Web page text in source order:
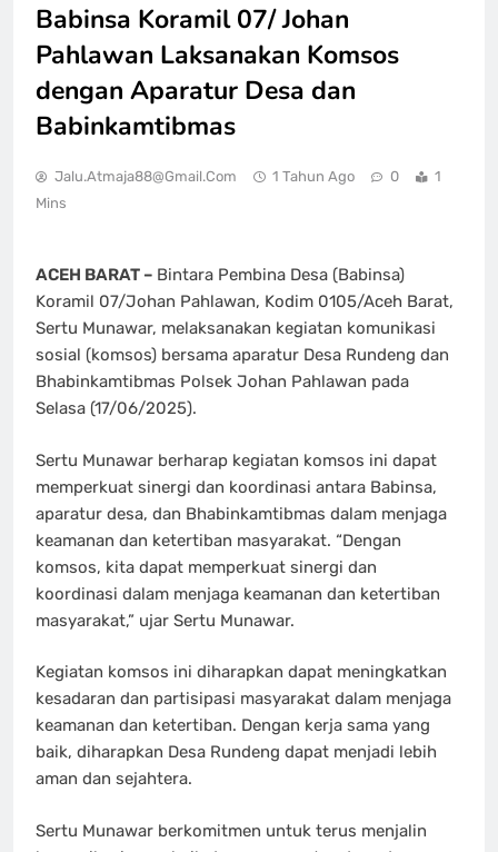
Babinsa Koramil 07/ Johan
Pahlawan Laksanakan Komsos
dengan Aparatur Desa dan
Babinkamtibmas
Jalu.atmaja88@gmail.com 1 Tahun Ago 0
1
Mins
ACEH BARAT – Bintara Pembina Desa (Babinsa)
Koramil 07/Johan Pahlawan, Kodim 0105/Aceh Barat,
Sertu Munawar, melaksanakan kegiatan komunikasi
sosial (komsos) bersama aparatur Desa Rundeng dan
Bhabinkamtibmas Polsek Johan Pahlawan pada
Selasa (17/06/2025).
Sertu Munawar berharap kegiatan komsos ini dapat
memperkuat sinergi dan koordinasi antara Babinsa,
aparatur desa, dan Bhabinkamtibmas dalam menjaga
keamanan dan ketertiban masyarakat. “Dengan
komsos, kita dapat memperkuat sinergi dan
koordinasi dalam menjaga keamanan dan ketertiban
masyarakat,” ujar Sertu Munawar.
Kegiatan komsos ini diharapkan dapat meningkatkan
kesadaran dan partisipasi masyarakat dalam menjaga
keamanan dan ketertiban. Dengan kerja sama yang
baik, diharapkan Desa Rundeng dapat menjadi lebih
aman dan sejahtera.
Sertu Munawar berkomitmen untuk terus menjalin